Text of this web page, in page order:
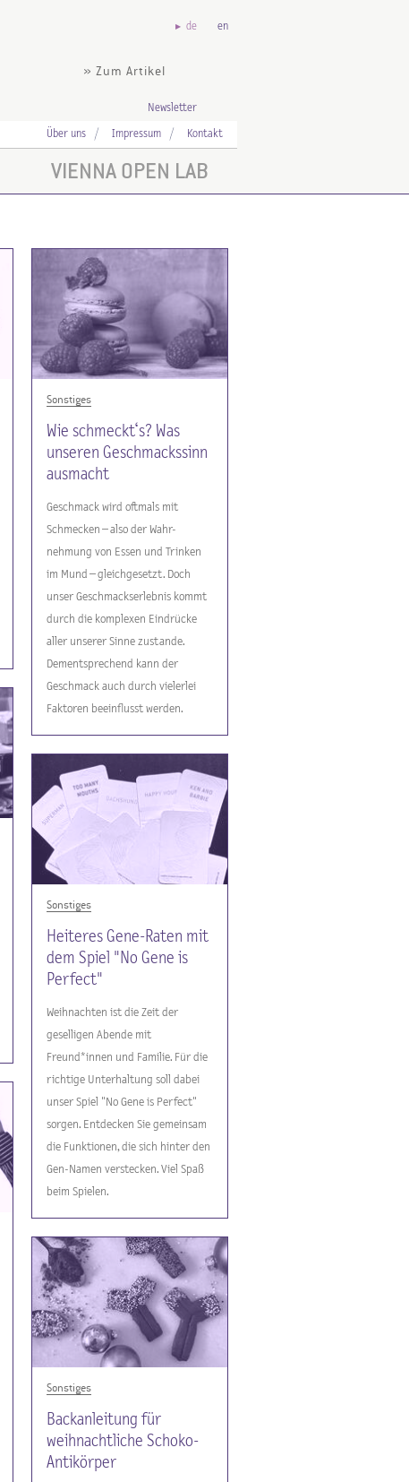
» Zum Artikel
de en
Newsletter
Über uns Impressum Kontakt
VIENNA OPEN LAB
Sonstiges
Wie schmeckt‘s? Was
unseren Geschmackssinn
ausmacht
Geschmack wird oftmals mit
Schmecken – also der Wahr-
nehmung von Essen und Trinken
im Mund – gleichgesetzt. Doch
unser Geschmackserlebnis kommt
durch die komplexen Eindrücke
aller unserer Sinne zustande.
Dementsprechend kann der
Geschmack auch durch vielerlei
Faktoren beeinflusst werden.
Sonstiges
Heiteres Gene-Raten mit
dem Spiel "No Gene is
Perfect"
Weihnachten ist die Zeit der
geselligen Abende mit
Freund*innen und Familie. Für die
richtige Unterhaltung soll dabei
unser Spiel "No Gene is Perfect"
sorgen. Entdecken Sie gemeinsam
die Funktionen, die sich hinter den
Gen-Namen verstecken. Viel Spaß
beim Spielen.
Sonstiges
Backanleitung für
weihnachtliche Schoko-
Antikörper